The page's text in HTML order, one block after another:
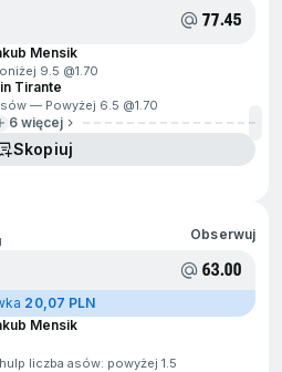
77.45
Mensik
9.5 @1.70
Tirante
— Powyżej 6.5 @1.70
6 więcej
Skopiuj
Obserwuj
63.00
20,07 PLN
Mensik
liczba asów: powyżej 1.5